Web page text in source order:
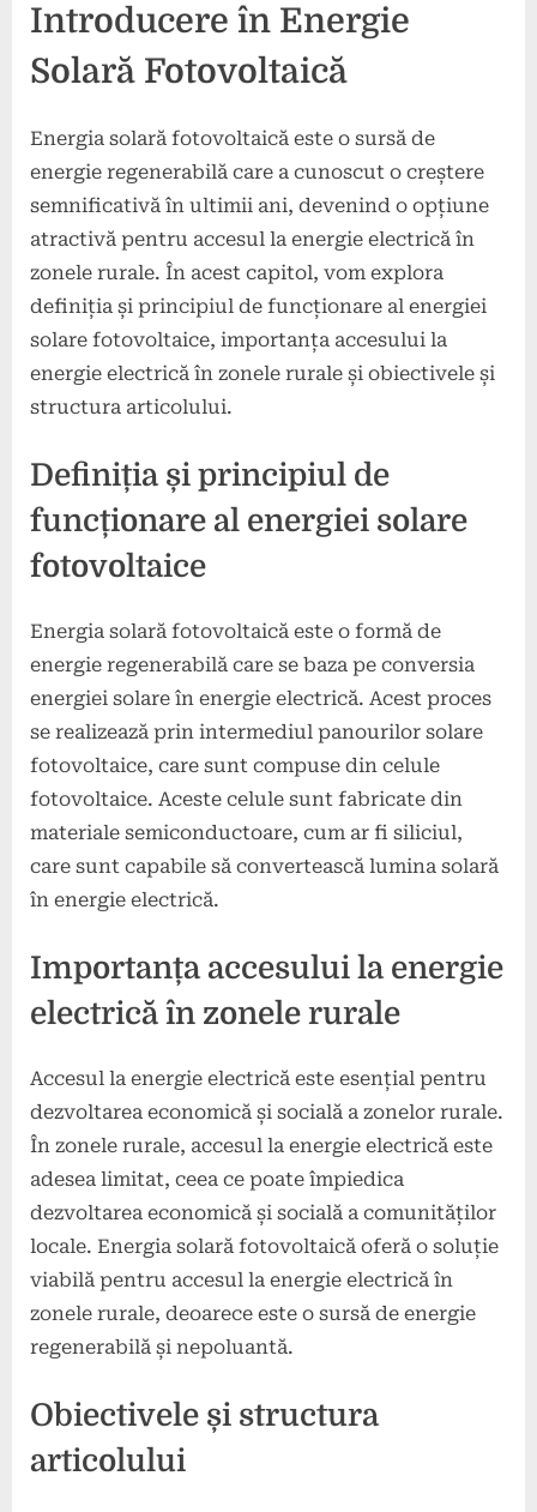
Introducere în Energie
Solară Fotovoltaică
Energia solară fotovoltaică este o sursă de
energie regenerabilă care a cunoscut o creștere
semnificativă în ultimii ani, devenind o opțiune
atractivă pentru accesul la energie electrică în
zonele rurale. În acest capitol, vom explora
definiția și principiul de funcționare al energiei
solare fotovoltaice, importanța accesului la
energie electrică în zonele rurale și obiectivele și
structura articolului.
Definiția și principiul de
funcționare al energiei solare
fotovoltaice
Energia solară fotovoltaică este o formă de
energie regenerabilă care se baza pe conversia
energiei solare în energie electrică. Acest proces
se realizează prin intermediul panourilor solare
fotovoltaice, care sunt compuse din celule
fotovoltaice. Aceste celule sunt fabricate din
materiale semiconductoare, cum ar fi siliciul,
care sunt capabile să convertească lumina solară
în energie electrică.
Importanța accesului la energie
electrică în zonele rurale
Accesul la energie electrică este esențial pentru
dezvoltarea economică și socială a zonelor rurale.
În zonele rurale, accesul la energie electrică este
adesea limitat, ceea ce poate împiedica
dezvoltarea economică și socială a comunităților
locale. Energia solară fotovoltaică oferă o soluție
viabilă pentru accesul la energie electrică în
zonele rurale, deoarece este o sursă de energie
regenerabilă și nepoluantă.
Obiectivele și structura
articolului